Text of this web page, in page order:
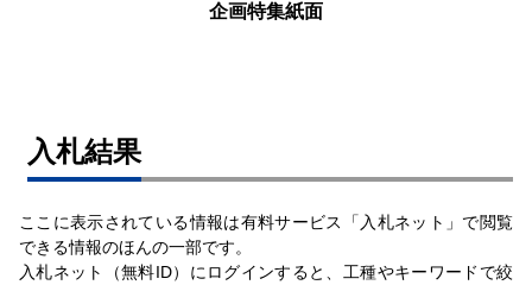
企画特集紙面
⼊札結果
ここに表示されている情報は有料サービス「入札ネット」で閲覧
できる情報のほんの一部です。
入札ネット（無料ID）にログインすると、工種やキーワードで絞